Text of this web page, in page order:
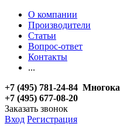
О компании
Производители
Статьи
Вопрос-ответ
Контакты
...
+7 (495) 781-24-84
+7 (495) 677-08-20
Заказать звонок
Вход Регистрация